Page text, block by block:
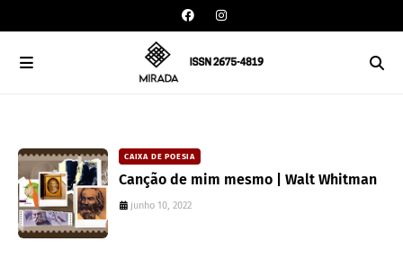
CAIXA DE POESIA
Canção de mim mesmo | Walt Whitman
junho 10, 2022